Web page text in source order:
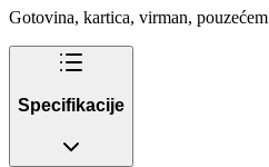
Gotovina, kartica, virman, pouzećem
Specifikacije